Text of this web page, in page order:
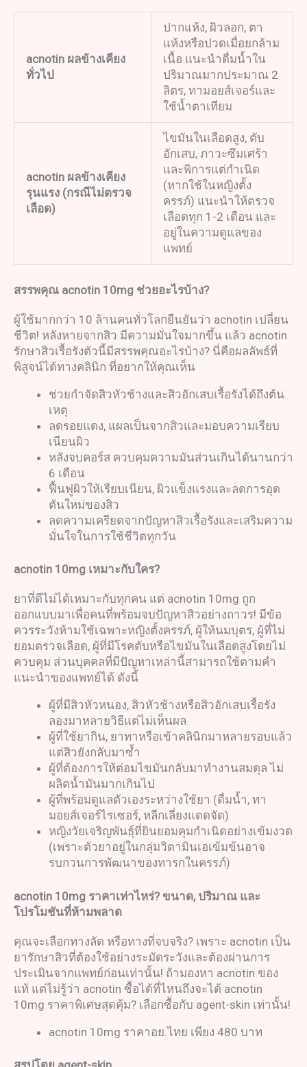
acnotin ผลข้างเคียง
ทั่วไป
ปากแห้ง, ผิวลอก, ตา
แห้งหรือปวดเมื่อยกล้าม
เนื้อ แนะนำดื่มน้ำใน
ปริมาณมากประมาณ 2
ลิตร, ทามอยส์เจอร์และ
ใช้น้ำตาเทียม
acnotin ผลข้างเคียง
รุนแรง (กรณีไม่ตรวจ
เลือด)
ไขมันในเลือดสูง, ตับ
อักเสบ, ภาวะซึมเศร้า
และพิการแต่กำเนิด
(หากใช้ในหญิงตั้ง
ครรภ์) แนะนำให้ตรวจ
เลือดทุก 1-2 เดือน และ
อยู่ในความดูแลของ
แพทย์
สรรพคุณ acnotin 10mg ช่วยอะไรบ้าง?
ผู้ใช้มากกว่า 10 ล้านคนทั่วโลกยืนยันว่า acnotin เปลี่ยน
ชีวิต! หลังหายจากสิว มีความมั่นใจมากขึ้น แล้ว acnotin
รักษาสิวเรื้อรังตัวนี้มีสรรพคุณอะไรบ้าง? นี่คือผลลัพธ์ที่
พิสูจน์ได้ทางคลินิก ที่อยากให้คุณเห็น
ช่วยกำจัดสิวหัวช้างและสิวอักเสบเรื้อรังได้ถึงต้น
เหตุ
ลดรอยแดง, แผลเป็นจากสิวและมอบความเรียบ
เนียนผิว
หลังจบคอร์ส ควบคุมความมันส่วนเกินได้นานกว่า
6 เดือน
ฟื้นฟูผิวให้เรียบเนียน, ผิวแข็งแรงและลดการอุด
ตันใหม่ของสิว
ลดความเครียดจากปัญหาสิวเรื้อรังและเสริมความ
มั่นใจในการใช้ชีวิตทุกวัน
acnotin 10mg เหมาะกับใคร?
ยาที่ดีไม่ได้เหมาะกับทุกคน แต่ acnotin 10mg ถูก
ออกแบบมาเพื่อคนที่พร้อมจบปัญหาสิวอย่างถาวร! มีข้อ
ควรระวังห้ามใช้เฉพาะหญิงตั้งครรภ์, ผู้ให้นมบุตร, ผู้ที่ไม่
ยอมตรวจเลือด, ผู้ที่มีโรคตับหรือไขมันในเลือดสูงโดยไม่
ควบคุม ส่วนบุคคลที่มีปัญหาเหล่านี้สามารถใช้ตามคำ
แนะนำของแพทย์ได้ ดังนี้
ผู้ที่มีสิวหัวหนอง, สิวหัวช้างหรือสิวอักเสบเรื้อรัง
ลองมาหลายวิธีแต่ไม่เห็นผล
ผู้ที่ใช้ยากิน, ยาทาหรือเข้าคลินิกมาหลายรอบแล้ว
แต่สิวยังกลับมาซ้ำ
ผู้ที่ต้องการให้ต่อมไขมันกลับมาทำงานสมดุล ไม่
ผลิตน้ำมันมากเกินไป
ผู้ที่พร้อมดูแลตัวเองระหว่างใช้ยา (ดื่มน้ำ, ทา
มอยส์เจอร์ไรเซอร์, หลีกเลี่ยงแดดจัด)
หญิงวัยเจริญพันธุ์ที่ยินยอมคุมกำเนิดอย่างเข้มงวด
(เพราะตัวยาอยู่ในกลุ่มวิตามินเอเข้มข้นอาจ
รบกวนการพัฒนาของทารกในครรภ์)
acnotin 10mg ราคาเท่าไหร่? ขนาด, ปริมาณ และ
โปรโมชันที่ห้ามพลาด
คุณจะเลือกทางลัด หรือทางที่จบจริง? เพราะ acnotin เป็น
ยารักษาสิวที่ต้องใช้อย่างระมัดระวังและต้องผ่านการ
ประเมินจากแพทย์ก่อนเท่านั้น! ถ้ามองหา acnotin ของ
แท้ แต่ไม่รู้ว่า acnotin ซื้อได้ที่ไหนถึงจะได้ acnotin
10mg ราคาพิเศษสุดคุ้ม? เลือกซื้อกับ agent-skin เท่านั้น!
acnotin 10mg ราคาอย.ไทย เพียง 480 บาท